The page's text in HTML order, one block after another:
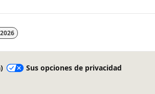
Sus opciones de privacidad